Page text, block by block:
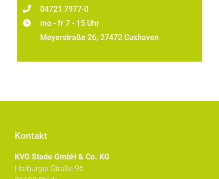
04721 7977-0
mo - fr 7 - 15 Uhr
Meyerstraße 26, 27472 Cuxhaven
Kontakt
KVG Stade GmbH & Co. KG
Harburger Straße 96